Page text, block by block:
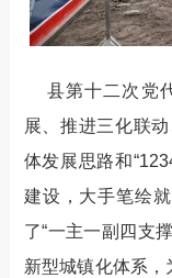
县第十二次党
展、推进三化联
体发展思路和
建设，大手笔绘
了“一主一副四支
新型城镇化体系